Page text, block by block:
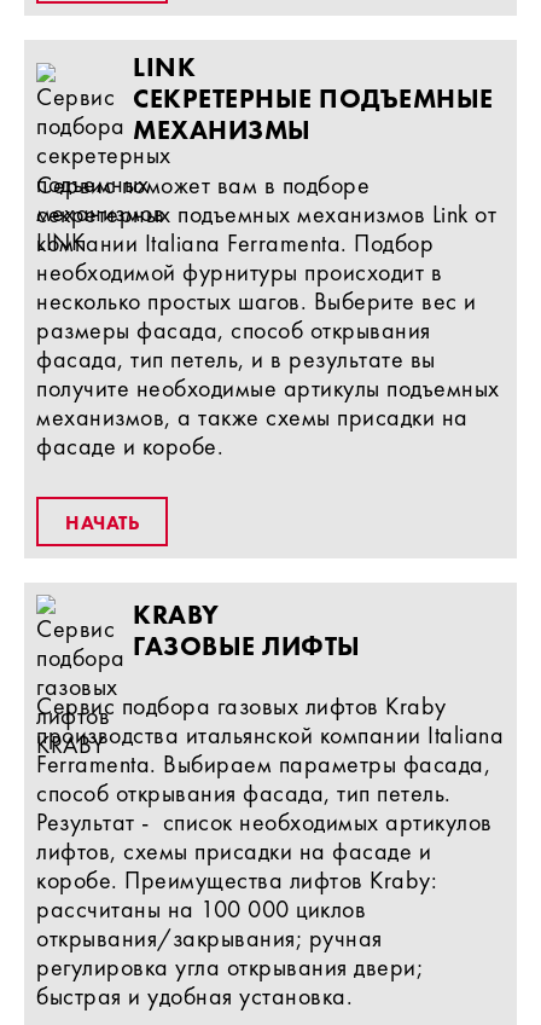
LINK
СЕКРЕТЕРНЫЕ ПОДЪЕМНЫЕ
МЕХАНИЗМЫ
Сервис поможет вам в подборе
секретерных подъемных механизмов Link от
компании Italiana Ferramenta. Подбор
необходимой фурнитуры происходит в
несколько простых шагов. Выберите вес и
размеры фасада, способ открывания
фасада, тип петель, и в результате вы
получите необходимые артикулы подъемных
механизмов, а также схемы присадки на
фасаде и коробе.
НАЧАТЬ
KRABY
ГАЗОВЫЕ ЛИФТЫ
Сервис подбора газовых лифтов Kraby
производства итальянской компании Italiana
Ferramenta. Выбираем параметры фасада,
способ открывания фасада, тип петель.
Результат - список необходимых артикулов
лифтов, схемы присадки на фасаде и
коробе. Преимущества лифтов Kraby:
рассчитаны на 100 000 циклов
открывания/закрывания; ручная
регулировка угла открывания двери;
быстрая и удобная установка.